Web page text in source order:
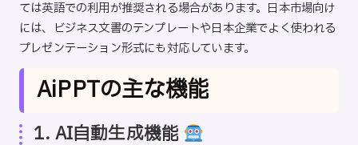
ては英語での利用が推奨される場合があります。日本市場向け
には、ビジネス文書のテンプレートや日本企業でよく使われる
プレゼンテーション形式にも対応しています。
AiPPTの主な機能
1. AI自動生成機能